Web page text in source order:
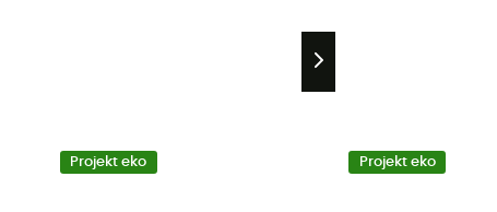
Projekt eko Projekt eko